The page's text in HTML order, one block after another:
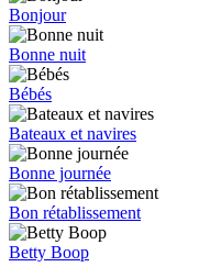
Bonjour
Bonne nuit
Bébés
Bateaux et navires
Bonne journée
Bon rétablissement
Betty Boop